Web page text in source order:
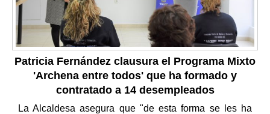
Patricia Fernández clausura el Programa Mixto
'Archena entre todos' que ha formado y
contratado a 14 desempleados
La Alcaldesa asegura que "de esta forma se les ha